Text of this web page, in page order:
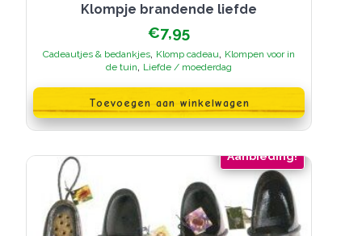
Klompje brandende liefde
€7,95
Cadeautjes & bedankjes, Klomp cadeau, Klompen voor in
de tuin, Liefde / moederdag
Toevoegen aan winkelwagen
Aanbieding!